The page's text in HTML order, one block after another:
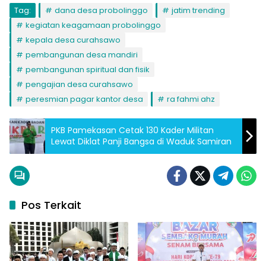
Tag: dana desa probolinggo
jatim trending
kegiatan keagamaan probolinggo
kepala desa curahsawo
pembangunan desa mandiri
pembangunan spiritual dan fisik
pengajian desa curahsawo
peresmian pagar kantor desa
ra fahmi ahz
PKB Pamekasan Cetak 130 Kader Militan
Lewat Diklat Panji Bangsa di Waduk Samiran
Pos Terkait